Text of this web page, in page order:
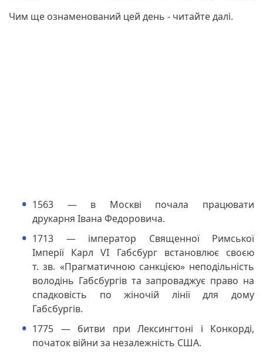
Чим ще ознаменований цей день - читайте далі.
1563 — в Москві почала працювати
друкарня Івана Федоровича.
1713 — імператор Священної Римської
Імперії Карл VI Габсбург встановлює своєю
т. зв. «Прагматичною санкцією» неподільність
володінь Габсбургів та запроваджує право на
спадковість по жіночій лінії для дому
Габсбургів.
1775 — битви при Лексингтоні і Конкорді,
початок війни за незалежність США.